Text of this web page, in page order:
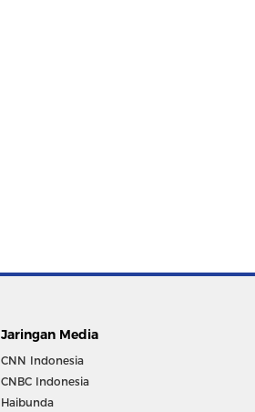
Jaringan Media
CNN Indonesia
CNBC Indonesia
Haibunda